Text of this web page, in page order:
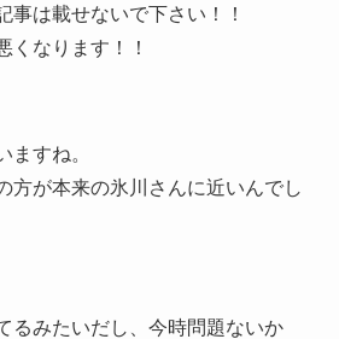
事は載せないで下さい！！
くなります！！
ますね。
方が本来の氷川さんに近いんでし
るみたいだし、今時問題ないか